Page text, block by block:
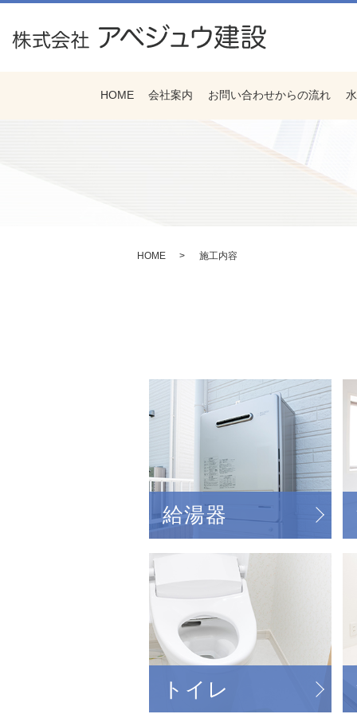
HOME 会社案内 お問い合わせからの流れ
HOME 施工内容
給湯器
トイレ